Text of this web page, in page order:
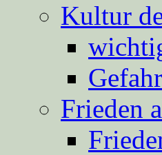
Kultur
Frieden